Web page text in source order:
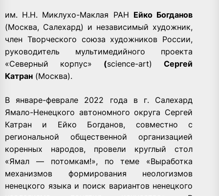
им. Н.Н. Миклухо-Маклая РАН Ейко Богданов
(Москва, Салехард) и независимый художник,
член Творческого союза художников России,
руководитель мультимедийного проекта
«Северный корпус» (science-art)Сергей
Катран (Москва).
В январе-феврале 2022 года в г. Салехард
Ямало-Ненецкого автономного округа Сергей
Катран и Ейко Богданов, совместно с
региональной общественной организацией
коренных народов, провели круглый стол
«Ямал — потомкам!», по теме «Выработка
механизмов формирования неологизмов
ненецкого языка и поиск вариантов ненецкого